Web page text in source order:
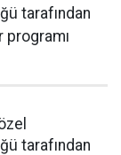
tarafından
programı
tarafından